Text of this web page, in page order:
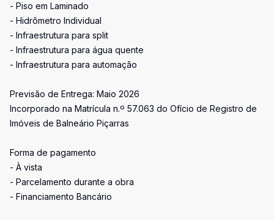
- Piso em Laminado
- Hidrômetro Individual
- Infraestrutura para split
- Infraestrutura para água quente
- Infraestrutura para automação
Previsão de Entrega: Maio 2026
Incorporado na Matrícula n.º 57.063 do Ofício de Registro de
Imóveis de Balneário Piçarras
Forma de pagamento
- À vista
- Parcelamento durante a obra
- Financiamento Bancário